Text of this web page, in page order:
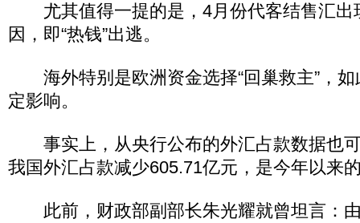
尤其值得一提的是，4月份代客结售汇出
因，即“热钱”出逃。
海外特别是欧洲资金选择“回巢救主”，如
定影响。
事实上，从央行公布的外汇占款数据也
我国外汇占款减少605.71亿元，是今年以来
此前，财政部副部长朱光耀就曾坦言：